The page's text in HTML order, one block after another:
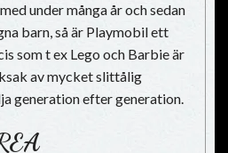
under många år och sedan
barn, så är Playmobil ett
som t ex Lego och Barbie är
av mycket slittålig
generation efter generation.